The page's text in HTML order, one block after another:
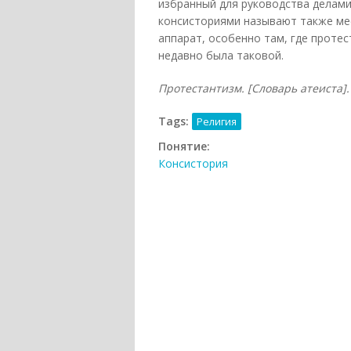
избранный для руководства
консисториями называют также
аппарат, особенно там, где
недавно была таковой.
Протестантизм. [Словарь
Tags: Религия
Понятие:
Консистория